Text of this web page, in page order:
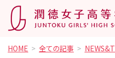
HOME 全ての記事